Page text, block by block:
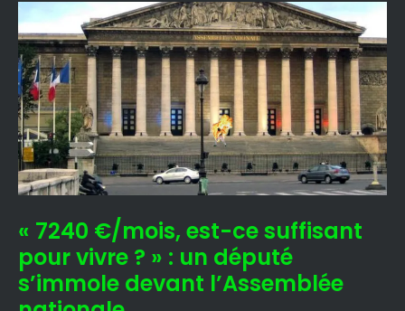
« 7240 €/mois, est-ce suffisant
pour vivre ? » : un député
s’immole devant l’Assemblée
« 7240
€/mois,
est-
ce
suffisant
pour
vivre
? »
:
député
s’immole
devant
l’Assemblée